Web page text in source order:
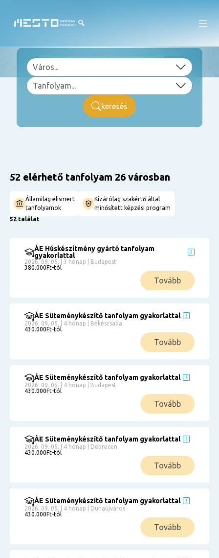
keresés
52 elérhető tanfolyam 26 városban
Államilag elismert
tanfolyamok
Kizárólag szakértő által
minősített képzési program
52 találat
ÁE Húskészítmény gyártó tanfolyam
gyakorlattal
2026. 09. 05. | 3 hónap | Budapest
380.000Ft-tól
Tovább
ÁE Süteménykészítő tanfolyam gyakorlattal
2026. 09. 05. | 4 hónap | Békéscsaba
430.000Ft-tól
Tovább
ÁE Süteménykészítő tanfolyam gyakorlattal
2026. 09. 05. | 4 hónap | Budapest
430.000Ft-tól
Tovább
ÁE Süteménykészítő tanfolyam gyakorlattal
2026. 09. 05. | 4 hónap | Debrecen
430.000Ft-tól
Tovább
ÁE Süteménykészítő tanfolyam gyakorlattal
2026. 09. 05. | 4 hónap | Dunaújváros
430.000Ft-tól
Tovább